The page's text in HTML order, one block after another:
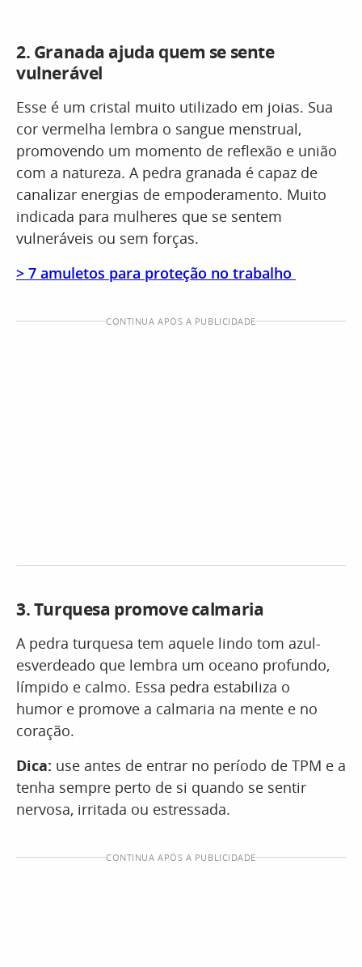
2. Granada ajuda quem se sente
vulnerável
Esse é um cristal muito utilizado em joias. Sua
cor vermelha lembra o sangue menstrual,
promovendo um momento de reflexão e união
com a natureza. A pedra granada é capaz de
canalizar energias de empoderamento. Muito
indicada para mulheres que se sentem
vulneráveis ou sem forças.
> 7 amuletos para proteção no trabalho
CONTINUA APÓS A PUBLICIDADE
3.Turquesa promove calmaria
A pedra turquesa tem aquele lindo tom azul-
esverdeado que lembra um oceano profundo,
límpido e calmo. Essa pedra estabiliza o
humor e promove a calmaria na mente e no
coração.
Dica: use antes de entrar no período de TPM e a
tenha sempre perto de si quando se sentir
nervosa, irritada ou estressada.
CONTINUA APÓS A PUBLICIDADE